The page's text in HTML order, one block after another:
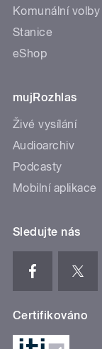
Komunální volby
Stanice
eShop
mujRozhlas
Živé vysílání
Audioarchiv
Podcasty
Mobilní aplikace
Sledujte nás
Certifikováno